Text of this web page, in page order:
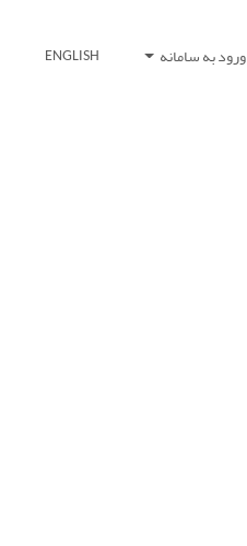
ورود به سامانه ENGLISH